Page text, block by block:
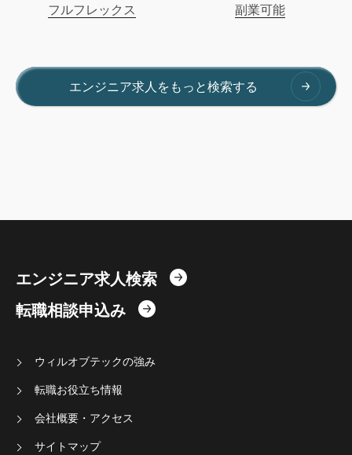
フルフレックス 副業可能
エンジニア求人をもっと検索する
エンジニア求人検索
転職相談申込み
ウィルオブテックの強み
転職お役立ち情報
会社概要・アクセス
サイトマップ